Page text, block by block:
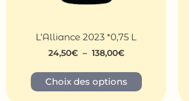
L’Alliance 2023 *0,75 L
24,50€ – 138,00€
Choix des options